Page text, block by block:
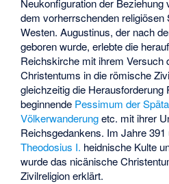
Neukonfiguration der
dem vorherrschenden
Westen. Augustinus, der nach
geboren wurde, erlebte die
Reichskirche mit ihrem Versuch
Christentums in die römische
gleichzeitig die Herausforderung
beginnende Pessimum der
Völkerwanderungetc. mit ihrer
Reichsgedankens. Im Jahre
Theodosius I. heidnische Kulte
wurde das nicänische
Zivilreligion erklärt.